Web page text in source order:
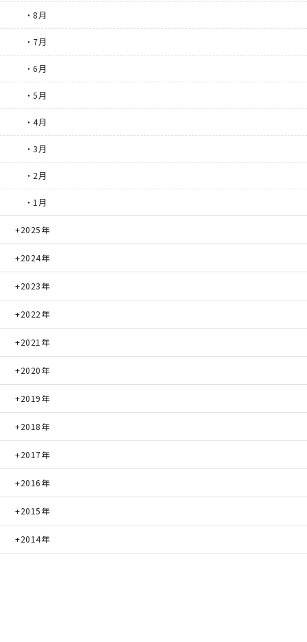
・8月
・7月
・6月
・5月
・4月
・3月
・2月
・1月
2025年
2024年
2023年
2022年
2021年
2020年
2019年
2018年
2017年
2016年
2015年
2014年